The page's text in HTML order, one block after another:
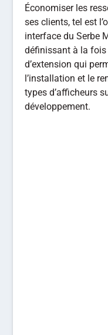
Économiser les
ses clients, tel est
interface du Serbe
définissant à la
d’extension qui
l’installation et le
types d’afficheurs
développement.